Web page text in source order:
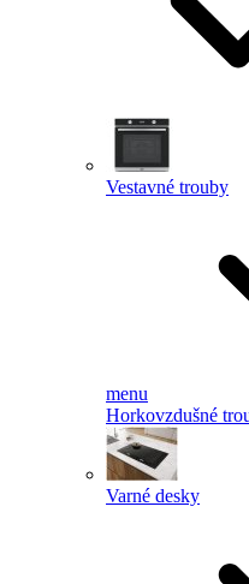
Vestavné trouby
menu
Horkovzdušné
Varné desky